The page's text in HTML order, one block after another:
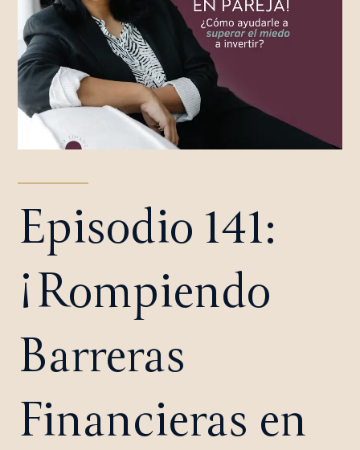
Episodio 141:
¡Rompiendo
Barreras
Financieras en